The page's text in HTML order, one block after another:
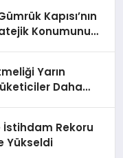
Kapısı’nın
Konumunu
Yarın
Daha
Rekoru
Yükseldi